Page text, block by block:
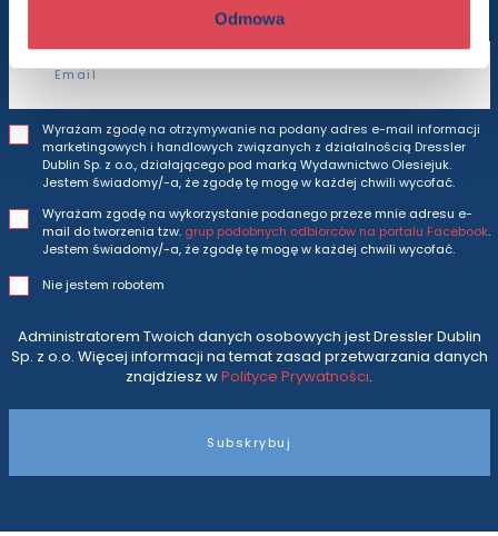
Odmowa
Adres e-mail
Wyrażam zgodę na otrzymywanie na podany adres e-mail informacji
marketingowych i handlowych związanych z działalnością Dressler
Dublin Sp. z o.o., działającego pod marką Wydawnictwo Olesiejuk.
Jestem świadomy/-a, że zgodę tę mogę w każdej chwili wycofać.
Wyrażam zgodę na wykorzystanie podanego przeze mnie adresu e-
mail do tworzenia tzw. grup podobnych odbiorców na portalu Facebook.
Jestem świadomy/-a, że zgodę tę mogę w każdej chwili wycofać.
Nie jestem robotem
Administratorem Twoich danych osobowych jest Dressler Dublin
Sp. z o.o. Więcej informacji na temat zasad przetwarzania danych
znajdziesz wPolityce Prywatności.
Subskrybuj